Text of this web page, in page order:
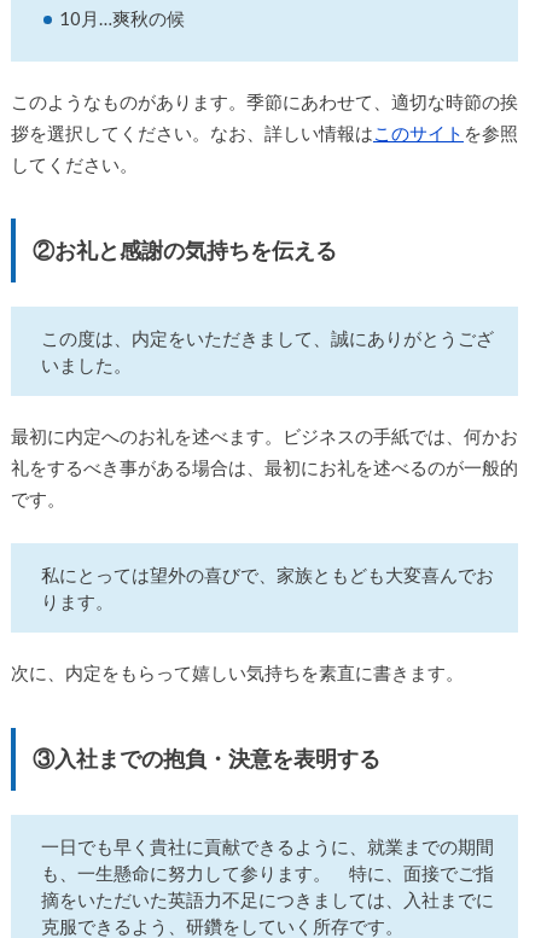
10月…爽秋の候
このようなものがあります。季節にあわせて、適切な時節の挨
拶を選択してください。なお、詳しい情報はこのサイト を参照
してください。
②お礼と感謝の気持ちを伝える
この度は、内定をいただきまして、誠にありがとうござ
いました。
最初に内定へのお礼を述べます。ビジネスの手紙では、何かお
礼をするべき事がある場合は、最初にお礼を述べるのが一般的
です。
私にとっては望外の喜びで、家族ともども大変喜んでお
ります。
次に、内定をもらって嬉しい気持ちを素直に書きます。
③入社までの抱負・決意を表明する
一日でも早く貴社に貢献できるように、就業までの期間
も、一生懸命に努力して参ります。 特に、面接でご指
摘をいただいた英語力不足につきましては、入社までに
克服できるよう、研鑽をしていく所存です。